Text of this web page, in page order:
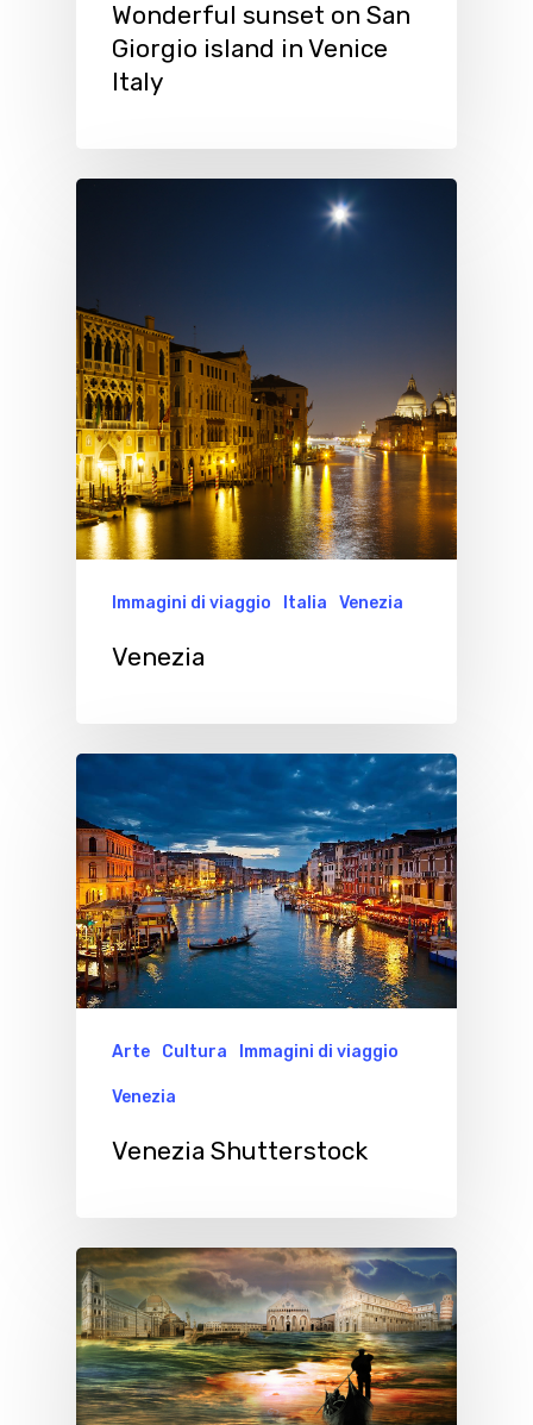
Wonderful sunset on San
Giorgio island in Venice
Italy
Immagini di viaggio Italia Venezia
Venezia
Arte Cultura Immagini di viaggio
Venezia
Venezia Shutterstock